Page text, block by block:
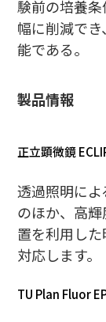
験前の培養
幅に削減で
能である。
製品情報
正立顕微鏡
透過照明に
のほか、高
置を利用し
対応します。
TU Plan Fluor